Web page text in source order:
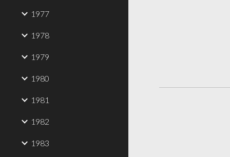
1977
1978
1979
1980
1981
1982
1983